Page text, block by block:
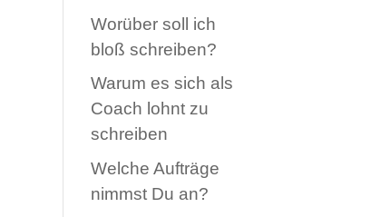
Worüber soll ich
bloß schreiben?
Warum es sich als
Coach lohnt zu
schreiben
Welche Aufträge
nimmst Du an?